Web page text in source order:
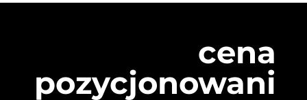
cena
pozycjonowani